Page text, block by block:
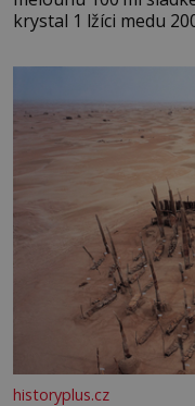
krystal 1 lžíci medu
historyplus.cz